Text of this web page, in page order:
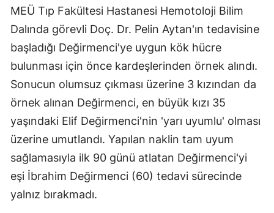
MEÜ Tıp Fakültesi Hastanesi Hemotoloji Bilim
Dalında görevli Doç. Dr. Pelin Aytan'ın tedavisine
başladığı Değirmenci'ye uygun kök hücre
bulunması için önce kardeşlerinden örnek alındı.
Sonucun olumsuz çıkması üzerine 3 kızından da
örnek alınan Değirmenci, en büyük kızı 35
yaşındaki Elif Değirmenci'nin 'yarı uyumlu' olması
üzerine umutlandı. Yapılan naklin tam uyum
sağlamasıyla ilk 90 günü atlatan Değirmenci'yi
eşi İbrahim Değirmenci (60) tedavi sürecinde
yalnız bırakmadı.